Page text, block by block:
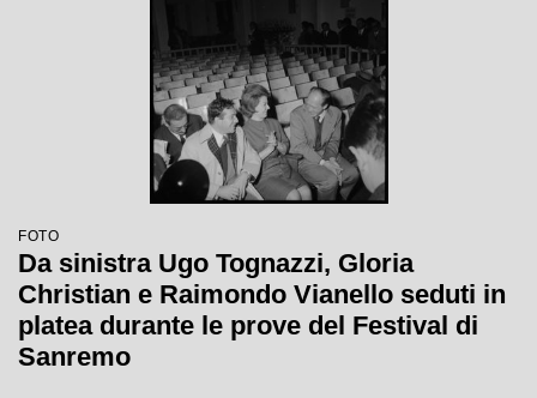
FOTO
Da sinistra Ugo Tognazzi, Gloria
Christian e Raimondo Vianello seduti in
platea durante le prove del Festival di
Sanremo